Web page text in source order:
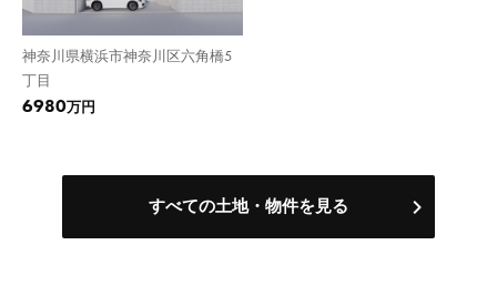
6980万円
神奈川県横浜市神奈川区六角橋5
丁目
すべての土地・物件を見る